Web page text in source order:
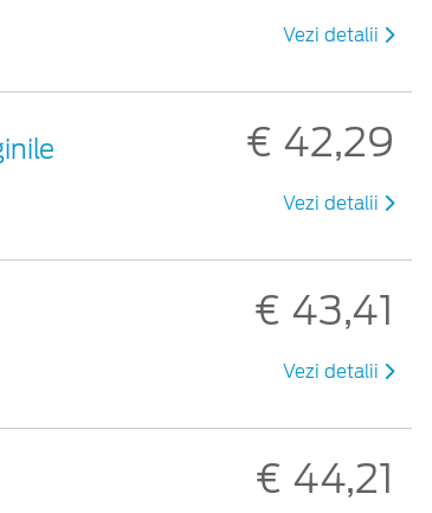
Vezi detalii
€ 42,29
Vezi detalii
€ 43,41
Vezi detalii
€ 44,21